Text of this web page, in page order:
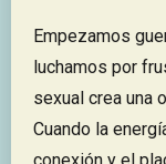
Empezamos
luchamos por
sexual crea una
Cuando la